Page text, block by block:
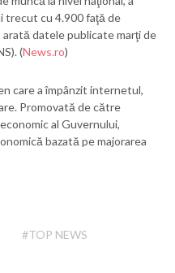
trecut cu 4.900 faţă de
datele publicate marţi de
(News.ro)
care a împânzit internetul,
Promovată de către
al Guvernului,
bazată pe majorarea
#TOP NEWS